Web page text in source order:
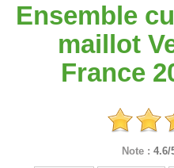
Ensemble
maillot
France
Note : 4.6/